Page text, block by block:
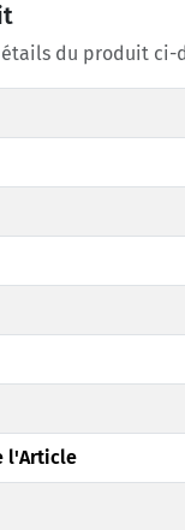
du produit ci-
l'Article